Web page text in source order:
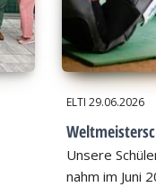
ELTI29.06.2026
Unsere
nahm im Juni